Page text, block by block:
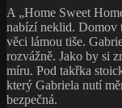
A „Home Sweet
nabízí neklid. Domov
věci lámou tiše.
rozvážně. Jako by si
míru. Pod takřka
který Gabriela nutí
bezpečná.